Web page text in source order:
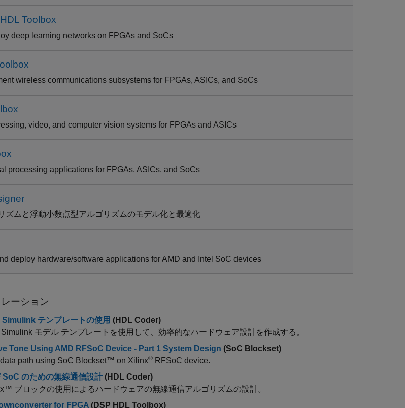
Toolbox
deep learning networks on FPGAs and SoCs
wireless communications subsystems for FPGAs, ASICs, and SoCs
video, and computer vision systems for FPGAs and ASICs
processing applications for FPGAs, ASICs, and SoCs
ズムと浮動小数点型アルゴリズムのモデル化と最適化
deploy hardware/software applications for AMD and Intel SoC devices
ーション
テンプレートの使用 (HDL Coder)
モデル テンプレートを使用して、効率的なハードウェア設計を作成する。
Tone Using AMD RFSoC Device - Part 1 System Design (SoC Blockset)
path using SoC Blockset™ on Xilinx® RFSoC device.
のための無線通信設計 (HDL Coder)
ブロックの使用によるハードウェアの無線通信アルゴリズムの設計。
for FPGA (DSP HDL Toolbox)